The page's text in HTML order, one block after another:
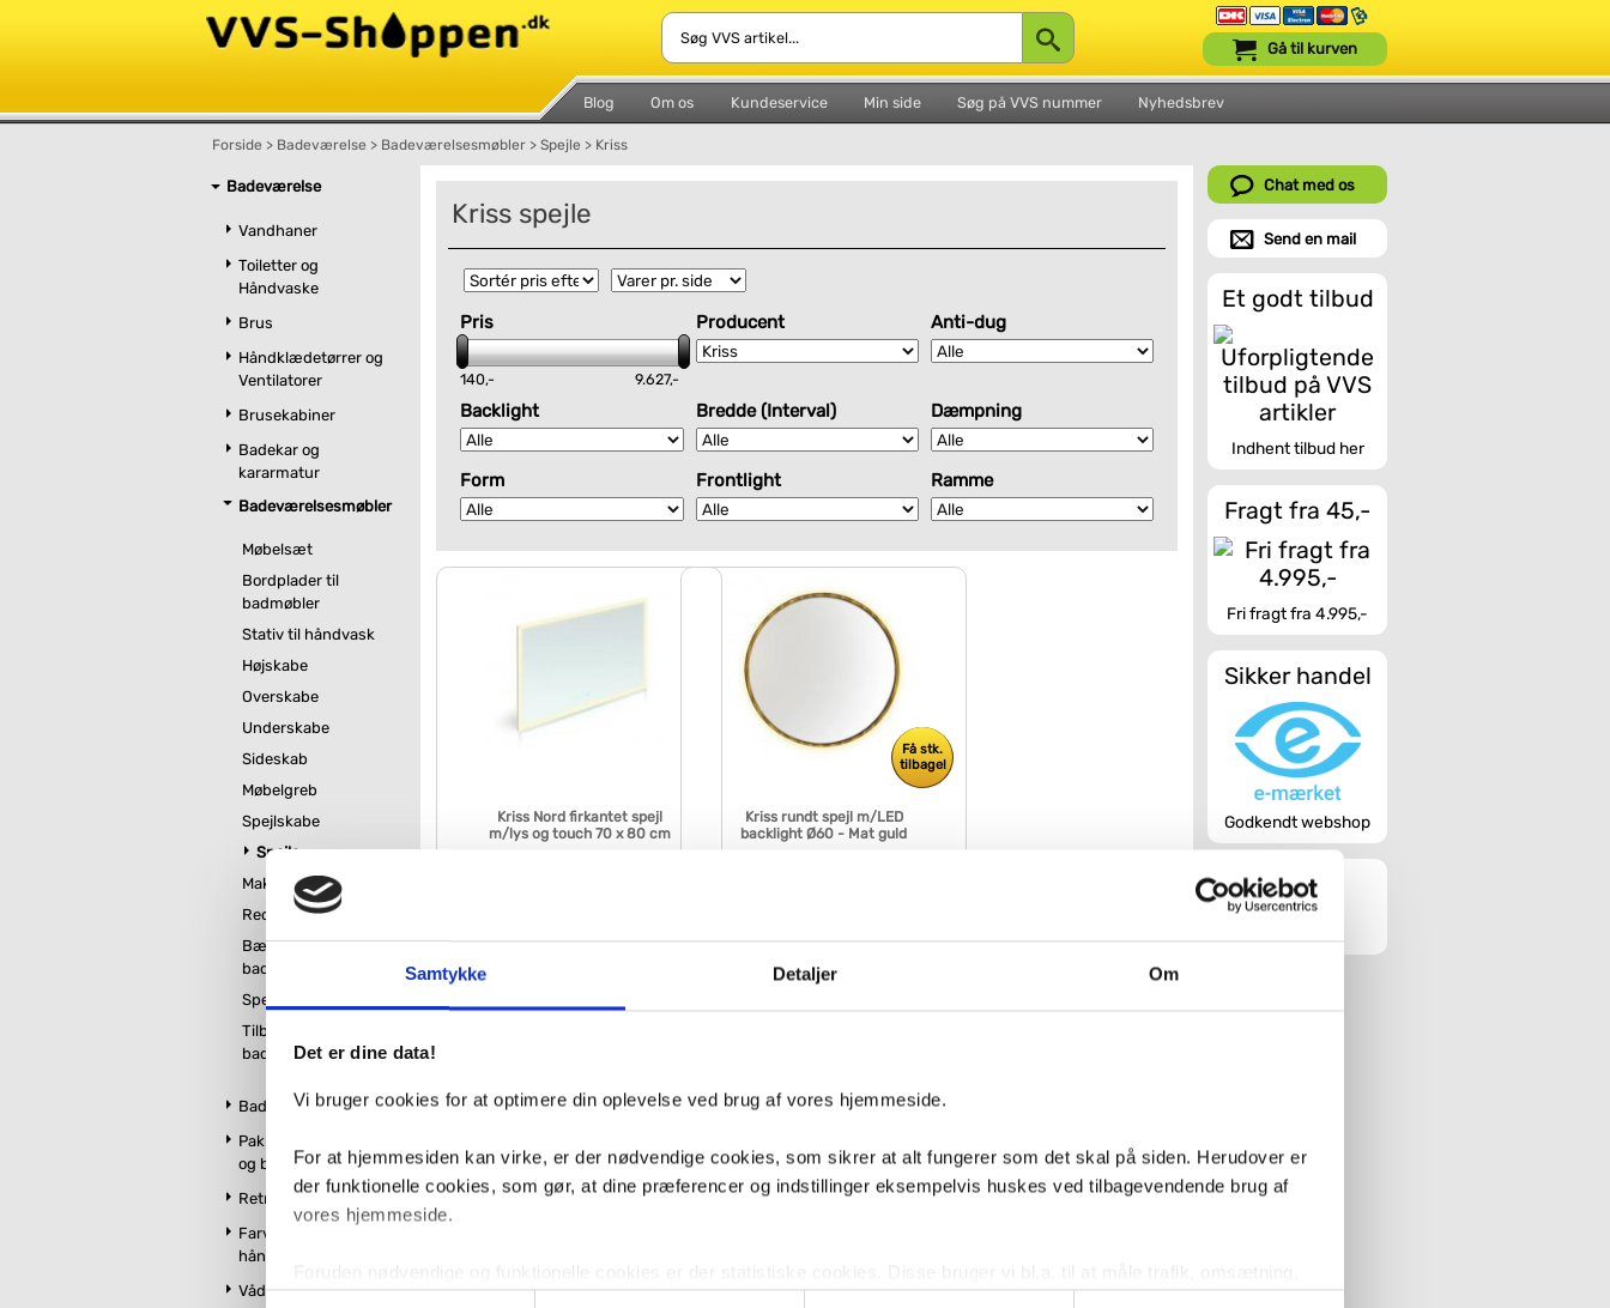
Samtykke Detaljer Om
Det er dine data!
Vi bruger cookies for at optimere din oplevelse ved brug af vores hjemmeside.
For at hjemmesiden kan virke, er der nødvendige cookies, som sikrer at alt fungerer som det skal på siden. Herudover er
der funktionelle cookies, som gør, at dine præferencer og indstillinger eksempelvis huskes ved tilbagevendende brug af
vores hjemmeside.
Foruden nødvendige og funktionelle cookies er der statistiske cookies. Disse bruger vi bl.a. til at måle trafik, omsætning,
Blog Om os Kundeservice Min side Søg på VVS nummer Nyhedsbrev
Gå til kurven
Forside > Badeværelse > Badeværelsesmøbler > Spejle > Kriss
Badeværelse
Vandhaner
Toiletter og
Håndvaske
Brus
Håndklædetørrer og
Ventilatorer
Brusekabiner
Badekar og
kararmatur
Badeværelsesmøbler
Møbelsæt
Bordplader til
badmøbler
Stativ til håndvask
Højskabe
Overskabe
Underskabe
Sideskab
Møbelgreb
Spejlskabe
Spejle
Makeupspejle
Reoler og tøjstativ
Bænk til
badeværelse
Spejlvarme
Tilbehør til
badeværelsesmøbler
Badeværelsestilbehør
Pakker m. vandhane
og brus
Retro badeværelse
Farvet toilet &
håndvask
Vådrumslamper
Kriss spejle
Pris
140,- 9.627,-
Producent Anti-dug
Backlight Bredde (Interval) Dæmpning
Form Frontlight Ramme
Kriss Nord firkantet spejl
m/lys og touch 70 x 80 cm
Få stk.
tilbage!
Kriss rundt spejl m/LED
backlight Ø60 - Mat guld
Chat med os
Send en mail
Et godt tilbud
Indhent tilbud her
Fragt fra 45,-
Fri fragt fra 4.995,-
Sikker handel
Godkendt webshop